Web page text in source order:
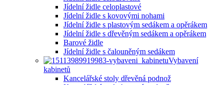
Jídelní židle celoplastové
Jídelní židle s kovovými nohami
Jídelní židle s plastovým sedákem a opěrákem
Jídelní židle s dřevěným sedákem a opěrákem
Barové židle
Jídelní židle s čalouněným sedákem
Vybavení
kabinetů
Kancelářské stoly dřevěná podnož